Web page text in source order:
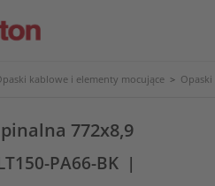
kablowe i elementy mocujące >
772x8,9
PA66-BK |